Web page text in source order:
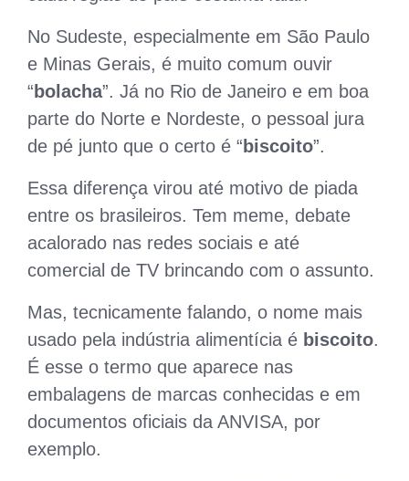
No Sudeste, especialmente em São Paulo
e Minas Gerais, é muito comum ouvir
“ bolacha”. Já no Rio de Janeiro e em boa
parte do Norte e Nordeste, o pessoal jura
de pé junto que o certo é “ biscoito”.
Essa diferença virou até motivo de piada
entre os brasileiros. Tem meme, debate
acalorado nas redes sociais e até
comercial de TV brincando com o assunto.
Mas, tecnicamente falando, o nome mais
usado pela indústria alimentícia é biscoito.
É esse o termo que aparece nas
embalagens de marcas conhecidas e em
documentos oficiais da ANVISA, por
exemplo.